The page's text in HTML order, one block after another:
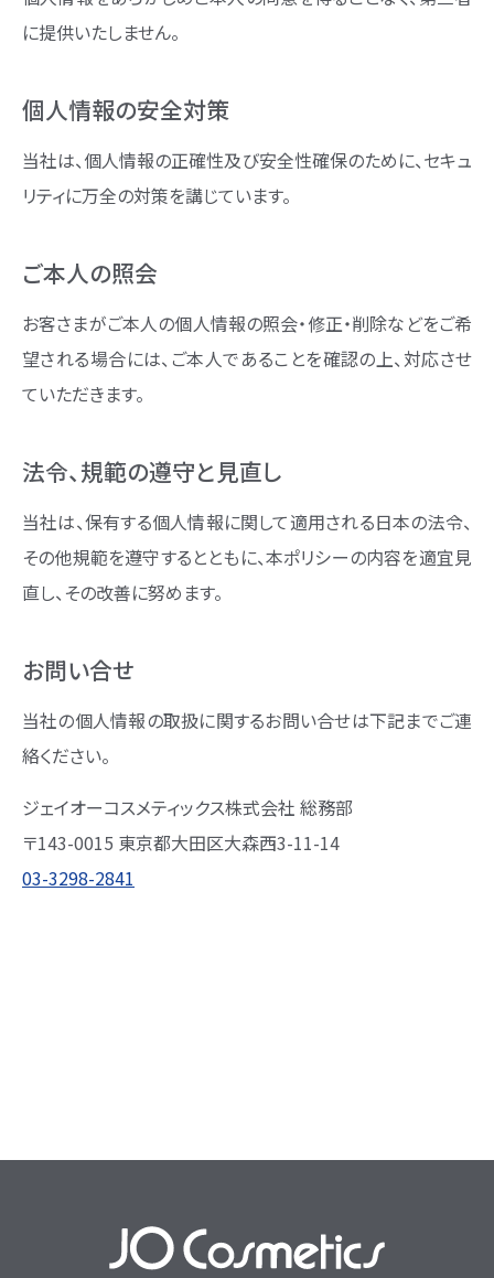
に提供いたしません。
個人情報の安全対策
当社は、個人情報の正確性及び安全性確保のために、セキュ
リティに万全の対策を講じています。
ご本人の照会
お客さまがご本人の個人情報の照会・修正・削除などをご希
望される場合には、ご本人であることを確認の上、対応させ
ていただきます。
法令、規範の遵守と見直し
当社は、保有する個人情報に関して適用される日本の法令、
その他規範を遵守するとともに、本ポリシーの内容を適宜見
直し、その改善に努めます。
お問い合せ
当社の個人情報の取扱に関するお問い合せは下記までご連
絡ください。
ジェイオーコスメティックス株式会社 総務部
〒143-0015 東京都大田区大森西3-11-14
03-3298-2841